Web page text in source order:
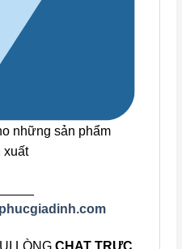
những sản phẩm
xuất
LÒNG CHAT TRỰC